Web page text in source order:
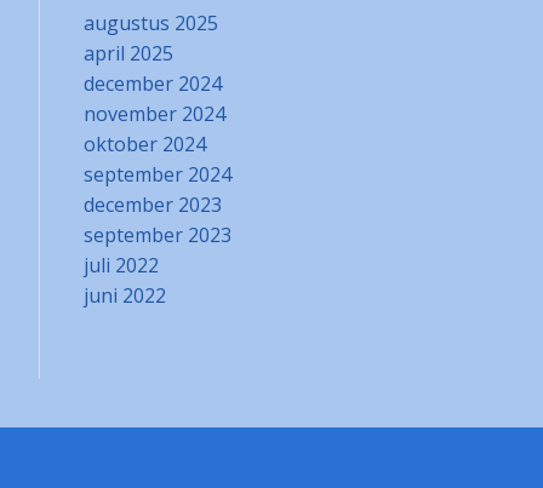
augustus 2025
april 2025
december 2024
november 2024
oktober 2024
september 2024
december 2023
september 2023
juli 2022
juni 2022